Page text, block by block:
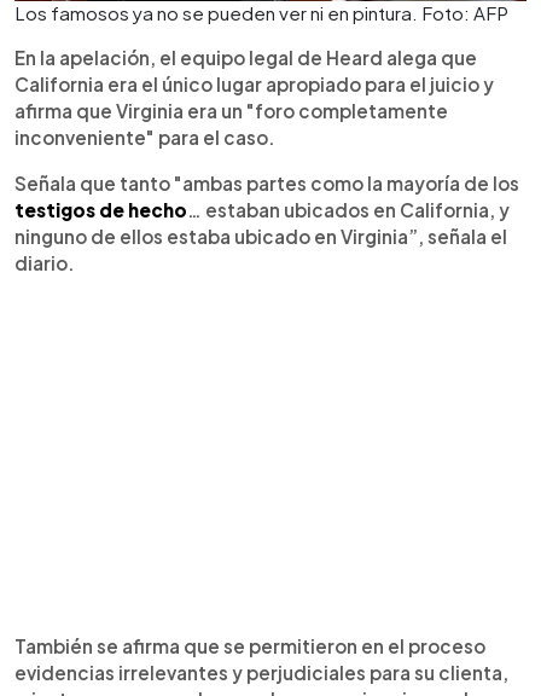
Los famosos ya no se pueden ver ni en pintura. Foto: AFP
En la apelación, el equipo legal de Heard alega que
California era el único lugar apropiado para el juicio y
afirma que Virginia era un "foro completamente
inconveniente" para el caso.
Señala que tanto "ambas partes como la mayoría de los
testigos de hecho… estaban ubicados en California, y
ninguno de ellos estaba ubicado en Virginia”, señala el
diario.
También se afirma que se permitieron en el proceso
evidencias irrelevantes y perjudiciales para su clienta,